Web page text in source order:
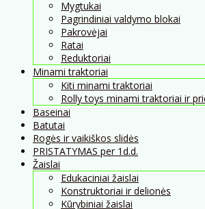
Mygtukai
Pagrindiniai valdymo blokai
Pakrovėjai
Ratai
Reduktoriai
Minami traktoriai
Kiti minami traktoriai
Rolly toys minami traktoriai ir
Baseinai
Batutai
Rogės ir vaikiškos slidės
PRISTATYMAS per 1d.d.
Žaislai
Edukaciniai žaislai
Konstruktoriai ir delionės
Kūrybiniai žaislai